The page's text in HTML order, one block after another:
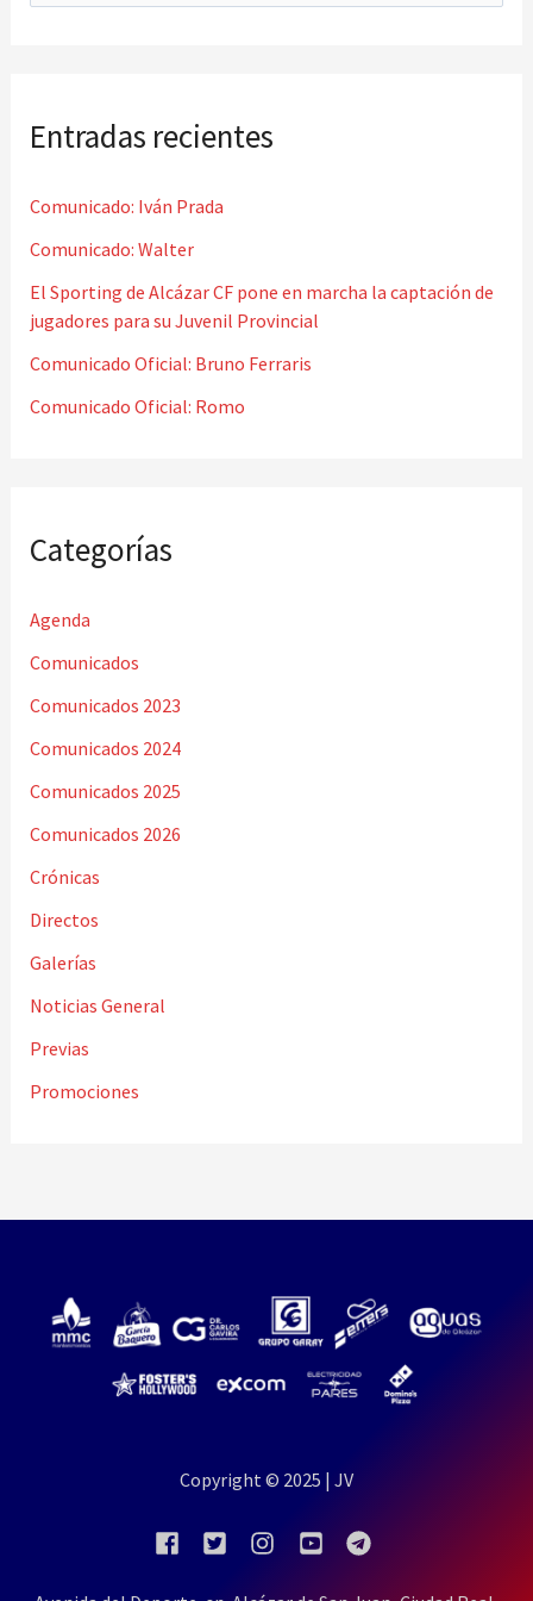
a
p
o
r
:
Entradas recientes
Comunicado: Iván Prada
Comunicado: Walter
El Sporting de Alcázar CF pone en marcha la captación de
jugadores para su Juvenil Provincial
Comunicado Oficial: Bruno Ferraris
Comunicado Oficial: Romo
Categorías
Agenda
Comunicados
Comunicados 2023
Comunicados 2024
Comunicados 2025
Comunicados 2026
Crónicas
Directos
Galerías
Noticias General
Previas
Promociones
Copyright © 2025 | JV